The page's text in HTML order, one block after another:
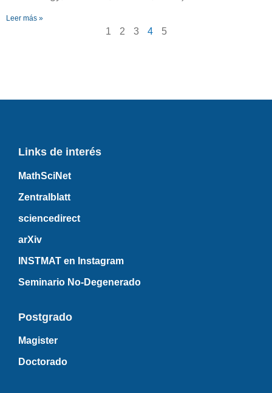
Leer más »
1 2 3 4 5
Links de interés
MathSciNet
Zentralblatt
sciencedirect
arXiv
INSTMAT en Instagram
Seminario No-Degenerado
Postgrado
Magister
Doctorado